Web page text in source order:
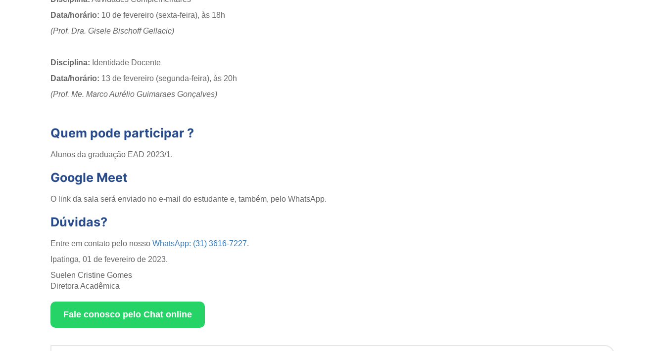
Data/horário: 10 de fevereiro (sexta-feira), às 18h
(Prof. Dra. Gisele Bischoff Gellacic)
Disciplina: Identidade Docente
Data/horário: 13 de fevereiro (segunda-feira), às 20h
(Prof. Me. Marco Aurélio Guimaraes Gonçalves)
Quem pode participar ?
Alunos da graduação EAD 2023/1.
Google Meet
O link da sala será enviado no e-mail do estudante e, também, pelo WhatsApp.
Dúvidas?
Entre em contato pelo nosso WhatsApp: (31) 3616-7227.
Ipatinga, 01 de fevereiro de 2023.
Suelen Cristine Gomes
Diretora Acadêmica
Fale conosco pelo Chat online